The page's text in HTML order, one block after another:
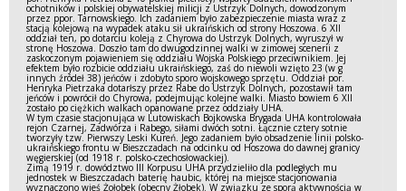
ochotników i polskiej obywatelskiej milicji z Ustrzyk Dolnych, dowodzonym
przez ppor. Tarnowskiego. Ich zadaniem było zabezpieczenie miasta wraz z
stacją kolejową na wypadek ataku sił ukraińskich od strony Hoszowa. 6 XII
oddział ten, po dotarciu koleją z Chyrowa do Ustrzyk Dolnych, wyruszył w
stronę Hoszowa. Doszło tam do dwugodzinnej walki w zimowej scenerii z
zaskoczonym pojawieniem się oddziału Wojska Polskiego przeciwnikiem. Jej
efektem było rozbicie oddziału ukraińskiego, zaś do niewoli wzięto 23 (w g
innych źródeł 38) jeńców i zdobyto sporo wojskowego sprzętu. Oddział por.
Henryka Pietrzaka dotarłszy przez Rabe do Ustrzyk Dolnych, pozostawił tam
jeńców i powrócił do Chyrowa, podejmując kolejne walki. Miasto bowiem 6 XII
zostało po ciężkich walkach opanowane przez oddziały UHA.
W tym czasie stacjonująca w Lutowiskach Bojkowska Brygada UHA kontrolowała
rejon Czarnej, Zadwórza i Rabego, siłami dwóch sotni. Łącznie cztery sotnie
tworzyły tzw. Pierwszy Leski Kureń. Jego zadaniem było obsadzenie linii polsko-
ukraińskiego frontu w Bieszczadach na odcinku od Hoszowa do dawnej granicy
węgierskiej (od 1918 r. polsko-czechosłowackiej).
Zimą 1919 r. dowództwo III Korpusu UHA przydzieliło dla podległych mu
jednostek w Bieszczadach baterię haubic, której na miejsce stacjonowania
wyznaczono wieś Żołobek (obecny Żłobek). W związku ze sporą aktywnością w